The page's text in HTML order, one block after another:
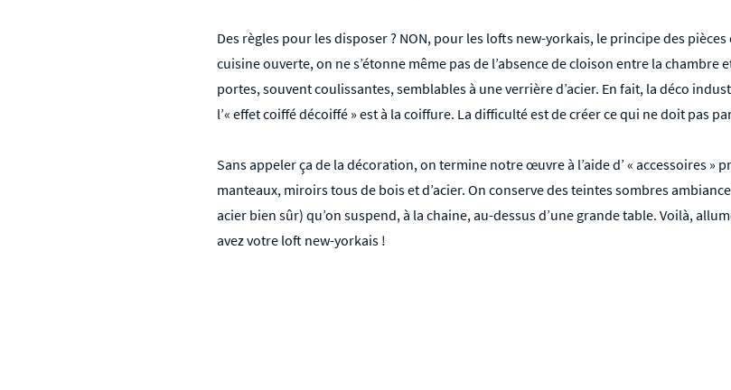
Des règles pour les disposer ? NON, pour les lofts new-yorkais, le principe des
cuisine ouverte, on ne s’étonne même pas de l’absence de cloison entre la chambre
portes, souvent coulissantes, semblables à une verrière d’acier. En fait, la déco
l’« effet coiffé décoiffé » est à la coiffure. La difficulté est de créer ce qui ne doit pas
Sans appeler ça de la décoration, on termine notre œuvre à l’aide d’ « accessoires »
manteaux, miroirs tous de bois et d’acier. On conserve des teintes sombres
acier bien sûr) qu’on suspend, à la chaine, au-dessus d’une grande table. Voilà,
avez votre loft new-yorkais !